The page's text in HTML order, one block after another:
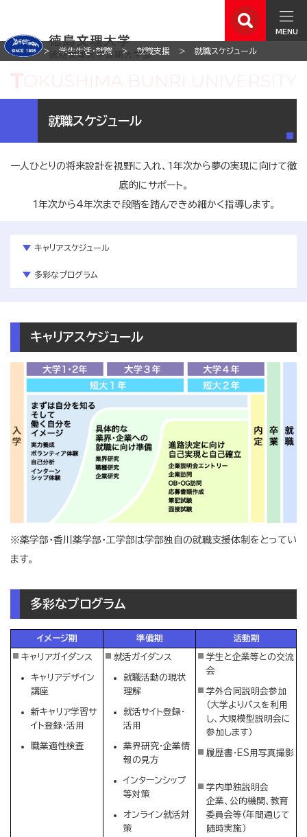
MENU
ホーム 学生生活・就職 就職支援 就職スケジュール
就職スケジュール
一人ひとりの将来設計を視野に入れ、1年次から夢の実現に向けて徹
底的にサポート。
1年次から4年次まで段階を踏んできめ細かく指導します。
キャリアスケジュール
多彩なプログラム
キャリアスケジュール
※薬学部・香川薬学部・工学部は学部独自の就職支援体制をとってい
ます。
多彩なプログラム
イメージ期 準備期 活動期
キャリアガイダンス
キャリアデザイン
講座
新キャリア学習サ
イト登録・活用
職業適性検査
就活ガイダンス
就職活動の現状
理解
就活サイト登録・
活用
業界研究・企業情
報の見方
インターンシップ
等対策
オンライン就活対
策
学生と企業等との交流
会
学外合同説明会参加
（大学よりバスを利用
し、大規模型説明会に
参加します）
履歴書・ES用写真撮影
学内単独説明会
企業、公的機関、教育
委員会等（年間通じて
随時実施）